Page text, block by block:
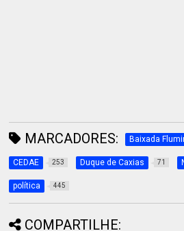
MARCADORES: Baixada
CEDAE 253 Duque de Caxias 71
política 445
COMPARTILHE: